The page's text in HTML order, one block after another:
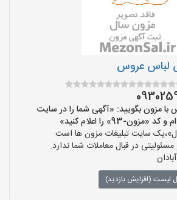
لباس عروس
با مزون بگویید: «آگهی شما را در سایت
93» را اعلام کنید»
سایت تبلیغات مزون ها است
در قبال معاملات شما ندارد.
لیست (افزایش بازدید)